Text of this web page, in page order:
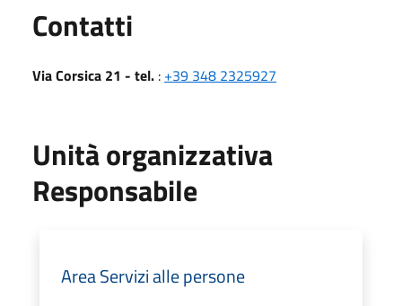
Contatti
Via Corsica 21 - tel. : +39 348 2325927
Unità organizzativa
Responsabile
Area Servizi alle persone